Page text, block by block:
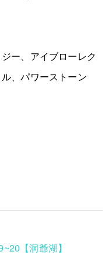
ー、アイブローレク
、パワーストーン
【洞爺湖】